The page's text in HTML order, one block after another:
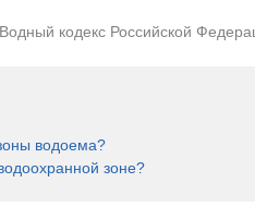
кодекс Российской
водоема?
зоне?